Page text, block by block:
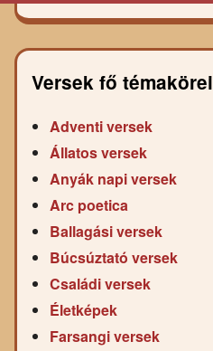
Versek fő témakörei
Adventi versek
Állatos versek
Anyák napi versek
Arc poetica
Ballagási versek
Búcsúztató versek
Családi versek
Életképek
Farsangi versek